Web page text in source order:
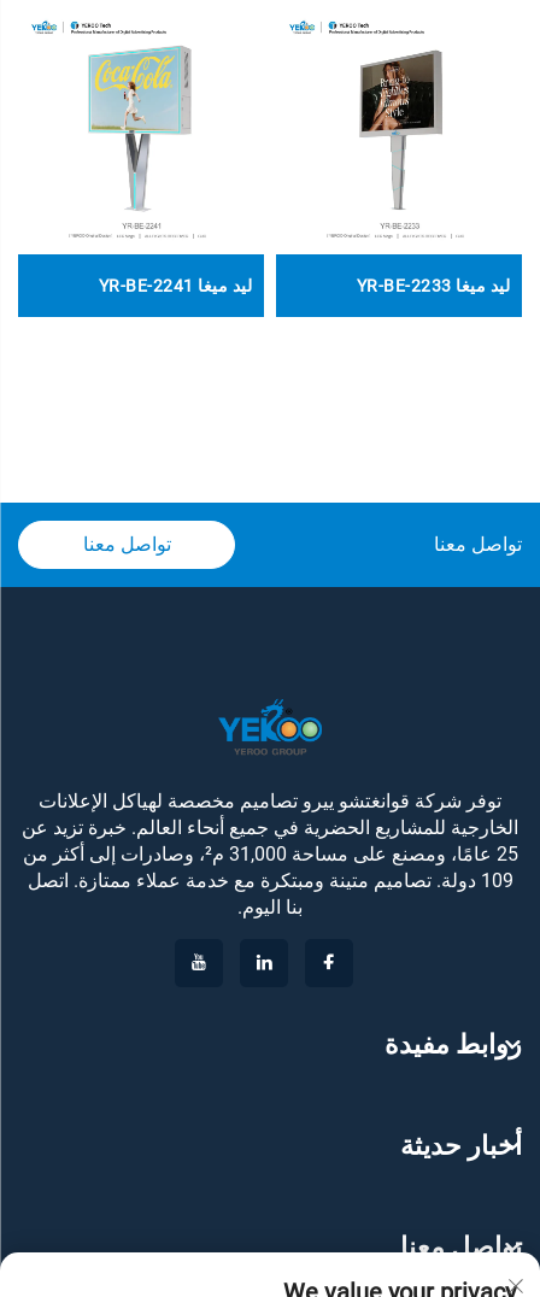
ليد ميغا YR-BE-2233 ليد ميغا YR-BE-2241
تواصل معنا تواصل معنا
توفر شركة قوانغتشو ييرو تصاميم مخصصة لهياكل الإعلانات
الخارجية للمشاريع الحضرية في جميع أنحاء العالم. خبرة تزيد عن
25 عامًا، ومصنع على مساحة 31,000 م²، وصادرات إلى أكثر من
109 دولة. تصاميم متينة ومبتكرة مع خدمة عملاء ممتازة. اتصل
بنا اليوم.
روابط مفيدة
أخبار حديثة
تواصل معنا